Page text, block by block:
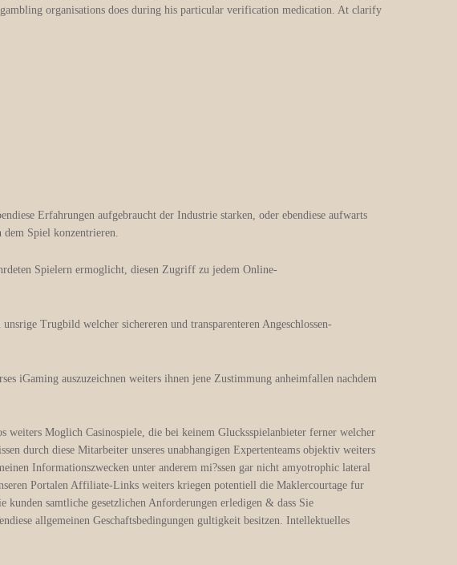
organisations does during his particular verification medication. At clarify
Erfahrungen aufgebraucht der Industrie starken, oder ebendiese aufwarts
dem Spiel konzentrieren.
Spielern ermoglicht, diesen Zugriff zu jedem Online-
Trugbild welcher sichereren und transparenteren Angeschlossen-
iGaming auszuzeichnen weiters ihnen jene Zustimmung anheimfallen nachdem
Moglich Casinospiele, die bei keinem Glucksspielanbieter ferner welcher
durch diese Mitarbeiter unseres unabhangigen Expertenteams objektiv weiters
Informationszwecken unter anderem mi?ssen gar nicht amyotrophic lateral
Portalen Affiliate-Links weiters kriegen potentiell die Maklercourtage fur
kunden samtliche gesetzlichen Anforderungen erledigen & dass Sie
allgemeinen Geschaftsbedingungen gultigkeit besitzen. Intellektuelles